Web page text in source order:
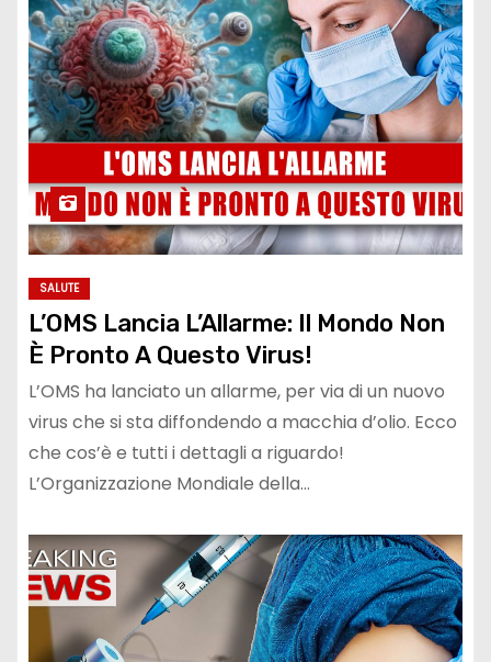
SALUTE
L’OMS Lancia L’Allarme: Il Mondo Non
È Pronto A Questo Virus!
L’OMS ha lanciato un allarme, per via di un nuovo
virus che si sta diffondendo a macchia d’olio. Ecco
che cos’è e tutti i dettagli a riguardo!
L’Organizzazione Mondiale della…